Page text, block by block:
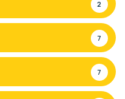
2
7
7